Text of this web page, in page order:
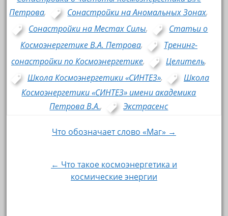
Петрова, Сонастройки на Аномальных Зонах,
Сонастройки на Местах Силы,
Статьи о
Космоэнергетике В.А. Петрова,
Тренинг-
сонастройки по Космоэнергетике, Целитель,
Школа Космоэнергетики «СИНТЕЗ»,
Школа
Космоэнергетики «СИНТЕЗ» имени академика
Петрова В.А., Экстрасенс
Навигация по записям
Что обозначает слово «Маг» →
← Что такое космоэнергетика и
космические энергии